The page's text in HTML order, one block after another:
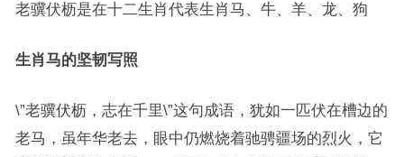
老骥伏枥是在十二生肖代表生肖马、牛、羊、龙、狗
生肖马的坚韧写照
\”老骥伏枥，志在千里\”这句成语，犹如一匹伏在槽边的
老马，虽年华老去，眼中仍燃烧着驰骋疆场的烈火，它